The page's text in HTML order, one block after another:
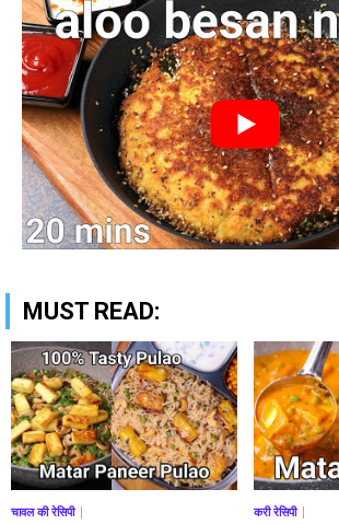
MUST READ:
चावल की रेसिपी करी रेसिपी